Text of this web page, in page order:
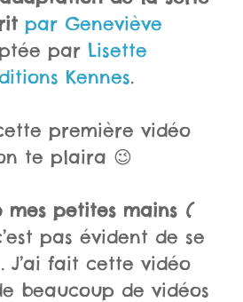
par Geneviève
par Lisette
Kennes.
première vidéo
te plaira 😉
mes petites mains (
pas évident de se
J’ai fait cette vidéo
beaucoup de vidéos